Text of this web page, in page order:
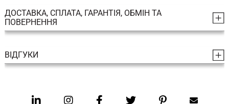
ДОСТАВКА, СПЛАТА, ГАРАНТІЯ, ОБМІН ТА
ПОВЕРНЕННЯ
ВІДГУКИ